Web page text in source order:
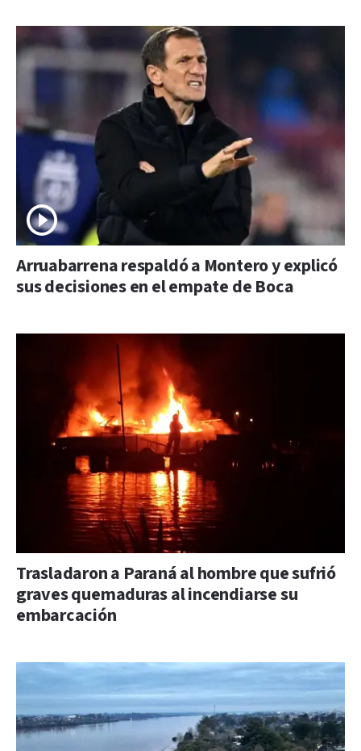
Arruabarrena respaldó a Montero y explicó
sus decisiones en el empate de Boca
Trasladaron a Paraná al hombre que sufrió
graves quemaduras al incendiarse su
embarcación